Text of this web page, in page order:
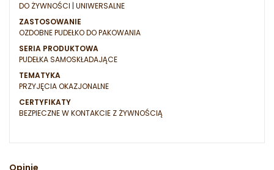
DO ŻYWNOŚCI | UNIWERSALNE
ZASTOSOWANIE
OZDOBNE PUDEŁKO DO PAKOWANIA
SERIA PRODUKTOWA
PUDEŁKA SAMOSKŁADAJĄCE
TEMATYKA
PRZYJĘCIA OKAZJONALNE
CERTYFIKATY
BEZPIECZNE W KONTAKCIE Z ŻYWNOŚCIĄ